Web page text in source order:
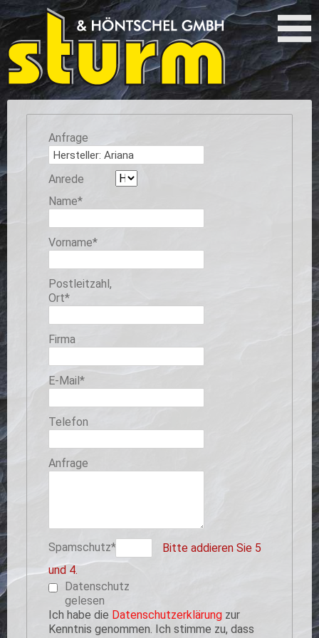
Anfrage
Anrede
Pflichtfeld
Name*
Pflichtfeld
Vorname*
Pflichtfeld
Postleitzahl,
Ort*
Firma
Pflichtfeld
E-Mail*
Telefon
Anfrage
Pflichtfeld
Spamschutz*
Bitte addieren Sie 5
und 4.
Datenschutz
gelesen
Ich habe die Datenschutzerklärung zur
Kenntnis genommen. Ich stimme zu, dass